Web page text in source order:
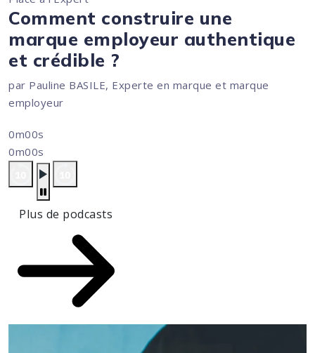
Comment construire une
marque employeur authentique
et crédible ?
par Pauline BASILE, Experte en marque et marque
employeur
0m00s
0m00s
Plus de podcasts